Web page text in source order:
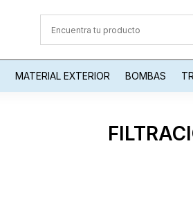
MATERIAL EXTERIOR BOMBAS